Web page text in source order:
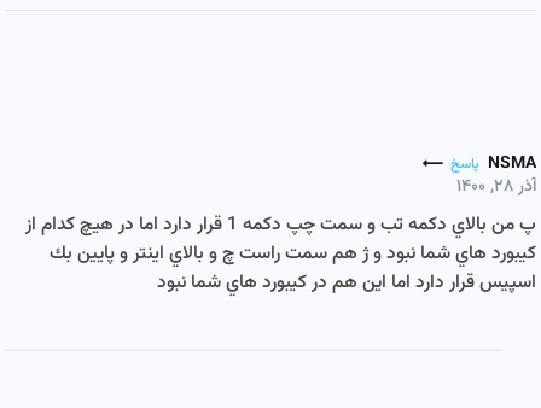
NSMA پاسخ
آذر ۲۸, ۱۴۰۰
پ من بالاي دكمه تب و سمت چپ دكمه 1 قرار دارد اما در هيچ كدام از
كيبورد هاي شما نبود و ژ هم سمت راست چ و بالاي اينتر و پايين بك
اسپيس قرار دارد اما اين هم در كيبورد هاي شما نبود